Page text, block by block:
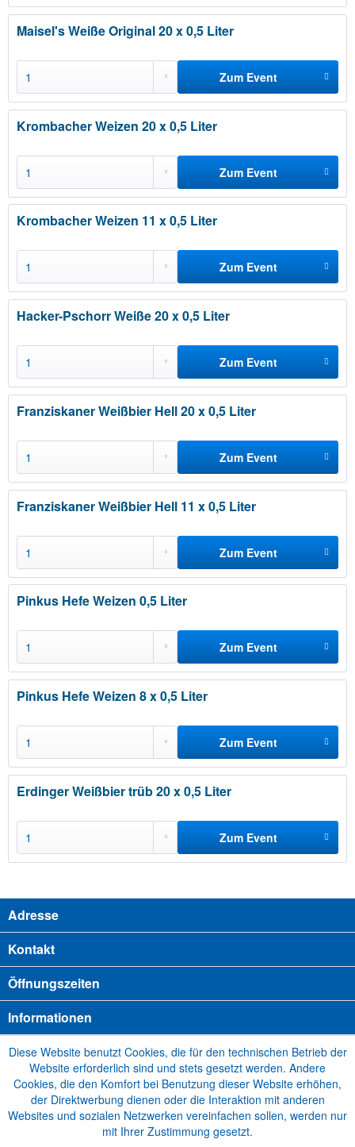
hinzufügen
Maisel's Weiße Original 20 x 0,5 Liter
Zum Event
hinzufügen
Krombacher Weizen 20 x 0,5 Liter
Zum Event
hinzufügen
Krombacher Weizen 11 x 0,5 Liter
Zum Event
hinzufügen
Hacker-Pschorr Weiße 20 x 0,5 Liter
Zum Event
hinzufügen
Franziskaner Weißbier Hell 20 x 0,5 Liter
Zum Event
hinzufügen
Franziskaner Weißbier Hell 11 x 0,5 Liter
Zum Event
hinzufügen
Pinkus Hefe Weizen 0,5 Liter
Zum Event
hinzufügen
Pinkus Hefe Weizen 8 x 0,5 Liter
Zum Event
hinzufügen
Erdinger Weißbier trüb 20 x 0,5 Liter
Zum Event
hinzufügen
Adresse
Kontakt
Öffnungszeiten
Informationen
Diese Website benutzt Cookies, die für den technischen Betrieb der
Website erforderlich sind und stets gesetzt werden. Andere
Cookies, die den Komfort bei Benutzung dieser Website erhöhen,
der Direktwerbung dienen oder die Interaktion mit anderen
Websites und sozialen Netzwerken vereinfachen sollen, werden nur
mit Ihrer Zustimmung gesetzt.